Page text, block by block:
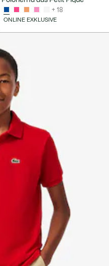
+ 18
ONLINE EXKLUSIVE